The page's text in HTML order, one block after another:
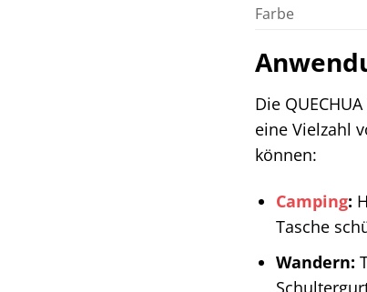
Farbe
Die
eine Vielzahl
können:
Camping:
Tasche
Wandern: